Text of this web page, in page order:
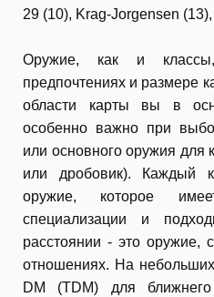
29 (10), Krag-Jorgensen
Оружие, как и
предпочтениях и размере
области карты вы в
особенно важно при
или основного оружия для
или дробовик). Каждый
оружие, которое
специализации и
расстоянии - это оружие,
отношениях. На
DM (TDM) для